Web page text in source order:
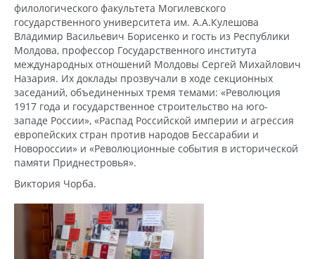
филологического факультета Могилевского
государственного университета им. А.А.Кулешова
Владимир Васильевич Борисенко и гость из Республики
Молдова, профессор Государственного института
международных отношений Молдовы Сергей Михайлович
Назария. Их доклады прозвучали в ходе секционных
заседаний, объединенных тремя темами: «Революция
1917 года и государственное строительство на юго-
западе России», «Распад Российской империи и агрессия
европейских стран против народов Бессарабии и
Новороссии» и «Революционные события в исторической
памяти Приднестровья».
Виктория Чорба.